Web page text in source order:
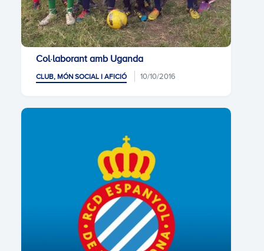
Col·laborant amb Uganda
CLUB, MÓN SOCIAL I AFICIÓ 10/10/2016